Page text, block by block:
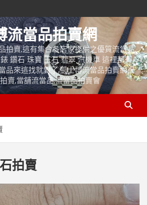
流當品拍賣網
拍賣,這有集合各店家提供之優質流當品,
鑽石 珠寶 玉石 翡翠 汽機車 這裡都有
品來這找就對了,凱士博流當品拍賣網祝
賣,當舖流當品,流當品拍賣會
拍賣